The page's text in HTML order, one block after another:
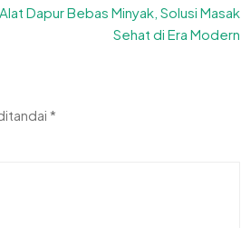
Alat Dapur Bebas Minyak, Solusi Masak
Sehat di Era Modern
*